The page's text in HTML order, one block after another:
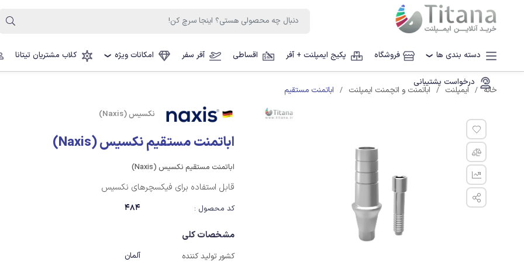
دسته بندی ها ❯ فروشگاه پکیج ایمپلنت + آفر اقساطی آفر سفر امکانات ویژه ❯ کلاب مشتریان تیتانا
درخواست پشتیبانی
خانه ایمپلنت اباتمنت و اتچمنت ایمپلنت اباتمنت مستقیم
نکسیس (Naxis)
اباتمنت مستقیم نکسیس (Naxis)
اباتمنت مستقیم نکسیس (Naxis)
قابل استفاده برای فیکسچرهای نکسیس
کد محصول : 484
مشخصات کلی
کشور تولید کننده
آلمان